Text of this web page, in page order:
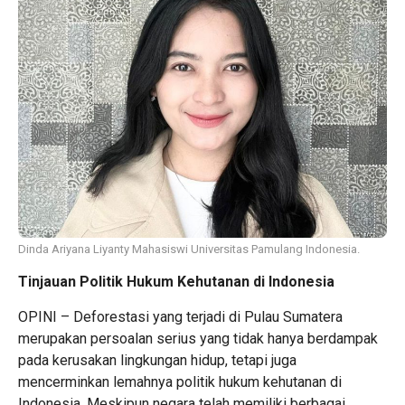
Dinda Ariyana Liyanty Mahasiswi Universitas Pamulang Indonesia.
Tinjauan Politik Hukum Kehutanan di Indonesia
OPINI – Deforestasi yang terjadi di Pulau Sumatera
merupakan persoalan serius yang tidak hanya berdampak
pada kerusakan lingkungan hidup, tetapi juga
mencerminkan lemahnya politik hukum kehutanan di